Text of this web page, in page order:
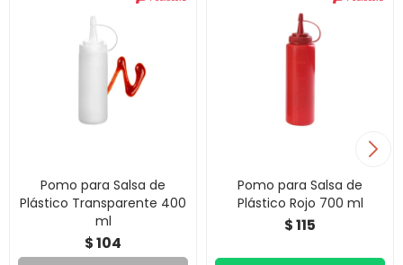
Pomo para Salsa de
Plástico Transparente 400
ml
$104
Pomo para Salsa de
Plástico Rojo 700 ml
$115